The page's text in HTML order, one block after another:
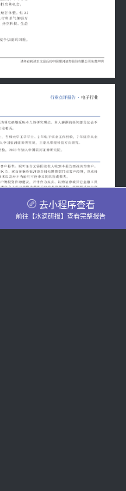
去小程序查看
前往【水滴研报】查看完整报告